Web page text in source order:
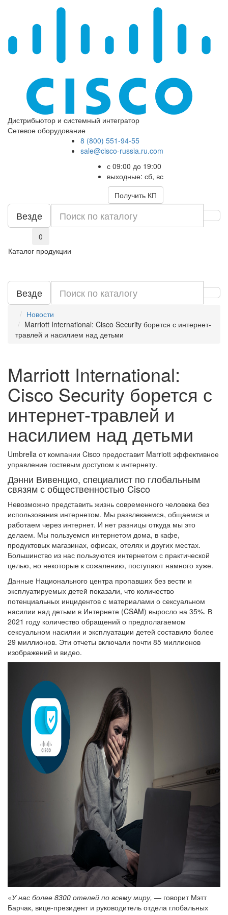
Дистрибьютор и системный интегратор
Сетевое оборудование
8 (800) 551-94-55
sale@cisco-russia.ru.com
с 09:00 до 19:00
выходные: сб, вс
Получить КП
Везде
0
Каталог продукции
Везде
Новости
Marriott International: Cisco Security борется с интернет-
травлей и насилием над детьми
Marriott International:
Cisco Security борется с
интернет-травлей и
насилием над детьми
Umbrella от компании Cisco предоставит Marriott эффективное
управление гостевым доступом к интернету.
Дэнни Вивенцио, специалист по глобальным
связям с общественностью Cisco
Невозможно представить жизнь современного человека без
использования интернетом. Мы развлекаемся, общаемся и
работаем через интернет. И нет разницы откуда мы это
делаем. Мы пользуемся интернетом дома, в кафе,
продуктовых магазинах, офисах, отелях и других местах.
Большинство из нас пользуются интернетом с практической
целью, но некоторые к сожалению, поступают намного хуже.
Данные Национального центра пропавших без вести и
эксплуатируемых детей показали, что количество
потенциальных инцидентов с материалами о сексуальном
насилии над детьми в Интернете (CSAM) выросло на 35%. В
2021 году количество обращений о предполагаемом
сексуальном насилии и эксплуатации детей составило более
29 миллионов. Эти отчеты включали почти 85 миллионов
изображений и видео.
«У нас более 8300 отелей по всему миру, — говорит Мэтт
Барчак, вице-президент и руководитель отдела глобальных